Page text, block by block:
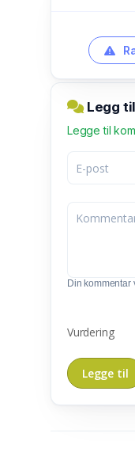
Legg til
Legge til
Din
Vurdering